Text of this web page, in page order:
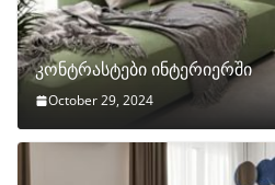
კონტრასტები ინტერიერში
October 29, 2024